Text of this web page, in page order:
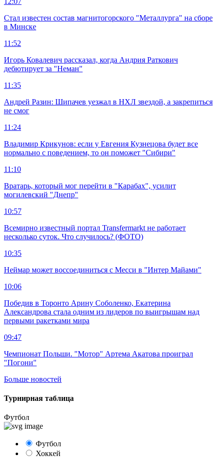
Стал известен состав магнитогорского "Металлурга" на сборе
в Минске
11:52
Игорь Ковалевич рассказал, когда Андрия Раткович
дебютирует за "Неман"
11:35
Андрей Разин: Шипачев уезжал в НХЛ звездой, а закрепиться
не смог
11:24
Владимир Крикунов: если у Евгения Кузнецова будет все
нормально с поведением, то он поможет "Сибири"
11:10
Вратарь, который мог перейти в "Карабах", усилит
могилевский "Днепр"
10:57
Всемирно известный портал Transfermarkt не работает
несколько суток. Что случилось? (ФОТО)
10:35
Неймар может воссоединиться с Месси в "Интер Майами"
10:06
Победив в Торонто Арину Соболенко, Екатерина
Александрова стала одним из лидеров по выигрышам над
первыми ракетками мира
09:47
Чемпионат Польши. "Мотор" Артема Акатова проиграл
"Погони"
Больше новостей
Турнирная таблица
Футбол
Футбол
Хоккей